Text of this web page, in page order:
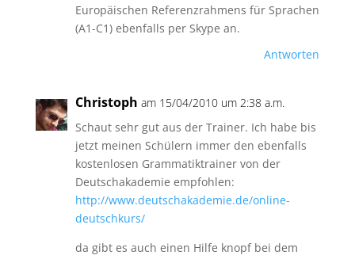
Europäischen Referenzrahmens für Sprachen
(A1-C1) ebenfalls per Skype an.
Antworten
Christoph am 15/04/2010 um 2:38 a.m.
Schaut sehr gut aus der Trainer. Ich habe bis
jetzt meinen Schülern immer den ebenfalls
kostenlosen Grammatiktrainer von der
Deutschakademie empfohlen:
http://www.deutschakademie.de/online-
deutschkurs/
da gibt es auch einen Hilfe knopf bei dem